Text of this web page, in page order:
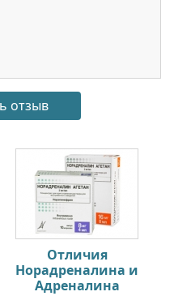
Отличия
Норадреналина и
Адреналина